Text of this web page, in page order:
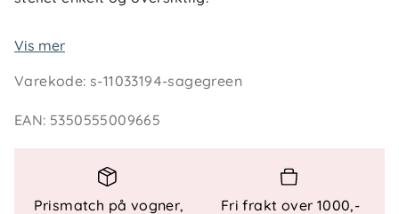
Nøkkelfunksjoner
Tilpasset for nyfødte og små barn
Ergonomisk design for trygg og enkel bruk
Vis mer
Varekode:s-11033194-sagegreen
EAN: 5350555009665
Prismatch på vogner,
Fri frakt over 1000,-